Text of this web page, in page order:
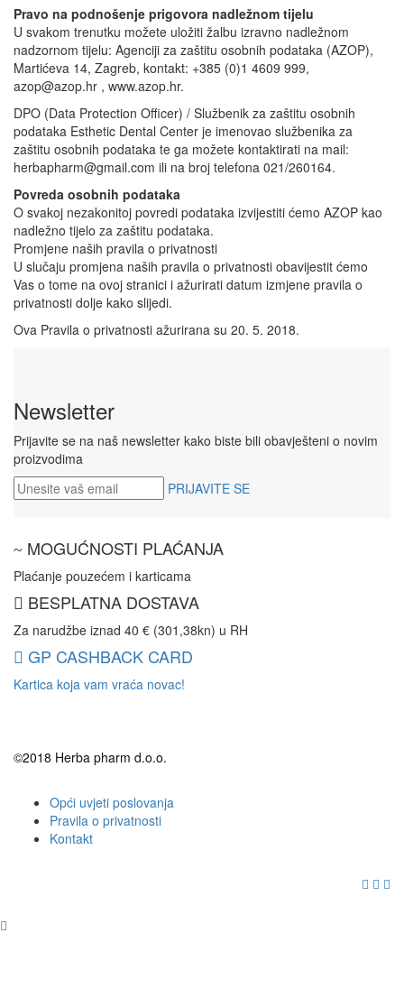
Pravo na podnošenje prigovora nadležnom tijelu
U svakom trenutku možete uložiti žalbu izravno nadležnom
nadzornom tijelu: Agenciji za zaštitu osobnih podataka (AZOP),
Martićeva 14, Zagreb, kontakt: +385 (0)1 4609 999,
azop@azop.hr , www.azop.hr.
DPO (Data Protection Officer) / Službenik za zaštitu osobnih
podataka Esthetic Dental Center je imenovao službenika za
zaštitu osobnih podataka te ga možete kontaktirati na mail:
herbapharm@gmail.com ili na broj telefona 021/260164.
Povreda osobnih podataka
O svakoj nezakonitoj povredi podataka izvijestiti ćemo AZOP kao
nadležno tijelo za zaštitu podataka.
Promjene naših pravila o privatnosti
U slučaju promjena naših pravila o privatnosti obavijestit ćemo
Vas o tome na ovoj stranici i ažurirati datum izmjene pravila o
privatnosti dolje kako slijedi.
Ova Pravila o privatnosti ažurirana su 20. 5. 2018.
Newsletter
Prijavite se na naš newsletter kako biste bili obavješteni o novim
proizvodima
PRIJAVITE SE
MOGUĆNOSTI PLAĆANJA
Plaćanje pouzećem i karticama
BESPLATNA DOSTAVA
Za narudžbe iznad 40 € (301,38kn) u RH
GP CASHBACK CARD
Kartica koja vam vraća novac!
©2018 Herba pharm d.o.o.
Opći uvjeti poslovanja
Pravila o privatnosti
Kontakt